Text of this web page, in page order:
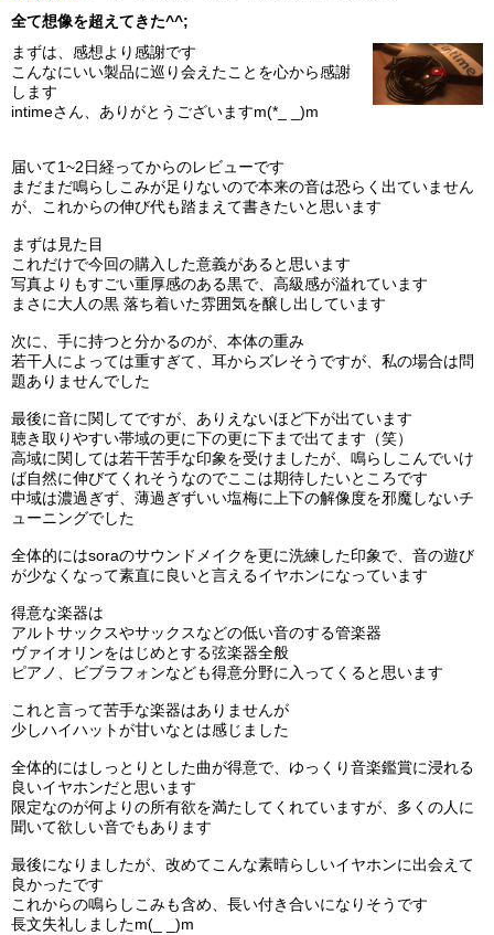
全て想像を超えてきた^^;
まずは、感想より感謝です
こんなにいい製品に巡り会えたことを心から感謝
します
intimeさん、ありがとうございますm(*_ _)m
届いて1~2日経ってからのレビューです
まだまだ鳴らしこみが足りないので本来の音は恐らく出ていません
が、これからの伸び代も踏まえて書きたいと思います
まずは見た目
これだけで今回の購入した意義があると思います
写真よりもすごい重厚感のある黒で、高級感が溢れています
まさに大人の黒 落ち着いた雰囲気を醸し出しています
次に、手に持つと分かるのが、本体の重み
若干人によっては重すぎて、耳からズレそうですが、私の場合は問
題ありませんでした
最後に音に関してですが、ありえないほど下が出ています
聴き取りやすい帯域の更に下の更に下まで出てます（笑）
高域に関しては若干苦手な印象を受けましたが、鳴らしこんでいけ
ば自然に伸びてくれそうなのでここは期待したいところです
中域は濃過ぎず、薄過ぎずいい塩梅に上下の解像度を邪魔しないチ
ューニングでした
全体的にはsoraのサウンドメイクを更に洗練した印象で、音の遊び
が少なくなって素直に良いと言えるイヤホンになっています
得意な楽器は
アルトサックスやサックスなどの低い音のする管楽器
ヴァイオリンをはじめとする弦楽器全般
ピアノ、ビブラフォンなども得意分野に入ってくると思います
これと言って苦手な楽器はありませんが
少しハイハットが甘いなとは感じました
全体的にはしっとりとした曲が得意で、ゆっくり音楽鑑賞に浸れる
良いイヤホンだと思います
限定なのが何よりの所有欲を満たしてくれていますが、多くの人に
聞いて欲しい音でもあります
最後になりましたが、改めてこんな素晴らしいイヤホンに出会えて
良かったです
これからの鳴らしこみも含め、長い付き合いになりそうです
長文失礼しましたm(_ _)m